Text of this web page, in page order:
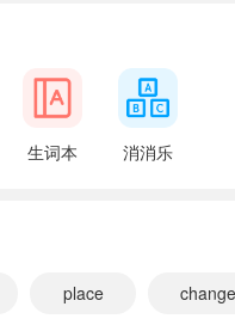
生词本 消消乐
place change